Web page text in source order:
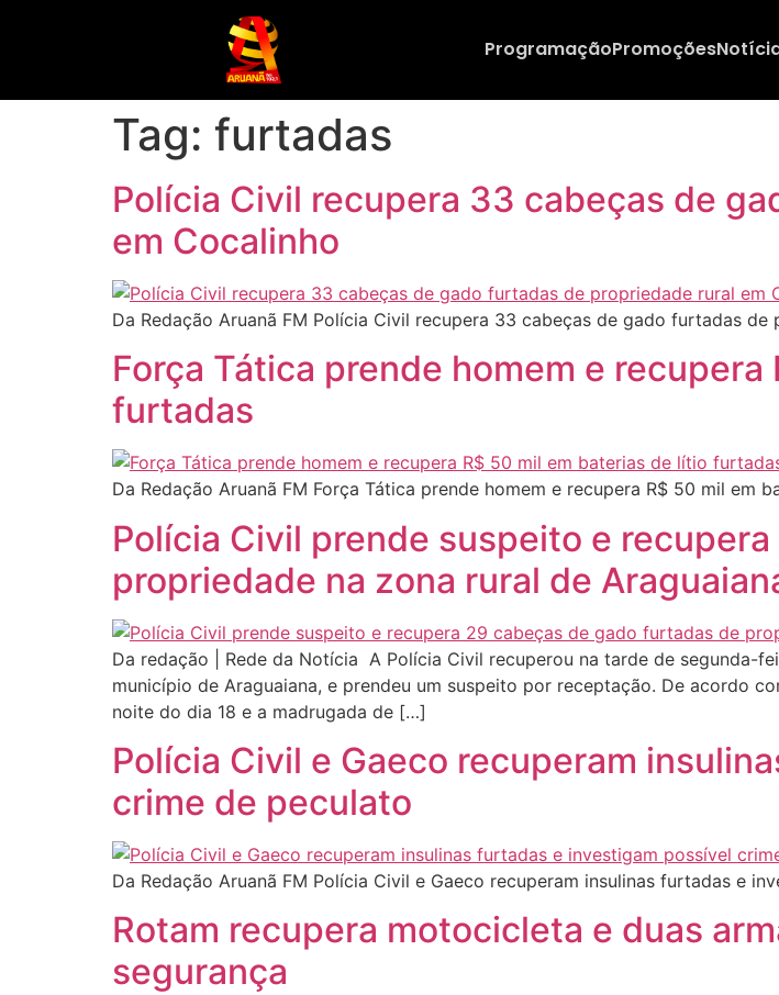
ProgramaçãoPromoções
Tag: furtadas
Polícia Civil recupera 33 cabeças de
em Cocalinho
Da Redação Aruanã FM Polícia Civil recupera 33 cabeças de gado furtadas
Força Tática prende homem e
furtadas
Da Redação Aruanã FM Força Tática prende homem e recupera R$ 50 mil em
Polícia Civil prende suspeito e
propriedade na zona rural de
Da redação | Rede da Notícia A Polícia Civil recuperou na tarde de segunda-
município de Araguaiana, e prendeu um suspeito por receptação. De acordo
noite do dia 18 e a madrugada de […]
Polícia Civil e Gaeco recuperam
crime de peculato
Da Redação Aruanã FM Polícia Civil e Gaeco recuperam insulinas furtadas e
Rotam recupera motocicleta e duas
segurança